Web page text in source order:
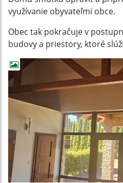
využívanie obyvateľmi obce.
Obec tak pokračuje v
budovy a priestory, ktoré